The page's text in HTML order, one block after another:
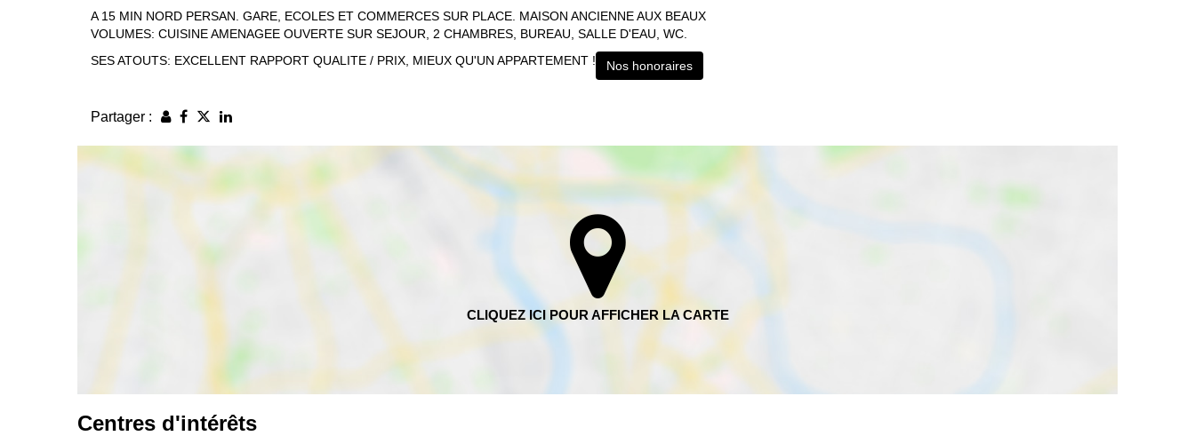
A 15 MIN NORD PERSAN. GARE, ECOLES ET COMMERCES SUR PLACE. MAISON ANCIENNE AUX BEAUX
VOLUMES: CUISINE AMENAGEE OUVERTE SUR SEJOUR, 2 CHAMBRES, BUREAU, SALLE D'EAU, WC.
SES ATOUTS: EXCELLENT RAPPORT QUALITE / PRIX, MIEUX QU'UN APPARTEMENT !
Nos honoraires
Partager :
Centres d'intérêts